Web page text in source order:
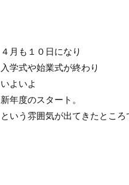
４月も１０日になり
入学式や始業式が終わり
いよいよ
新年度のスタート。
という雰囲気が出てきたところ